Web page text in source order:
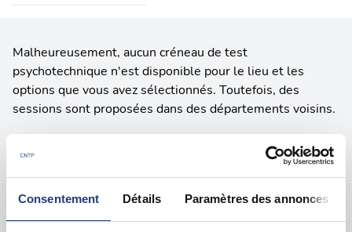
Consentement Détails Paramètres des annonces
Test Psychotechnique
Malheureusement, aucun créneau de test
psychotechnique n'est disponible pour le lieu et les
options que vous avez sélectionnés. Toutefois, des
sessions sont proposées dans des départements voisins.
Les tests sur les départements voisins
Allier (03) 48 dates disponibles